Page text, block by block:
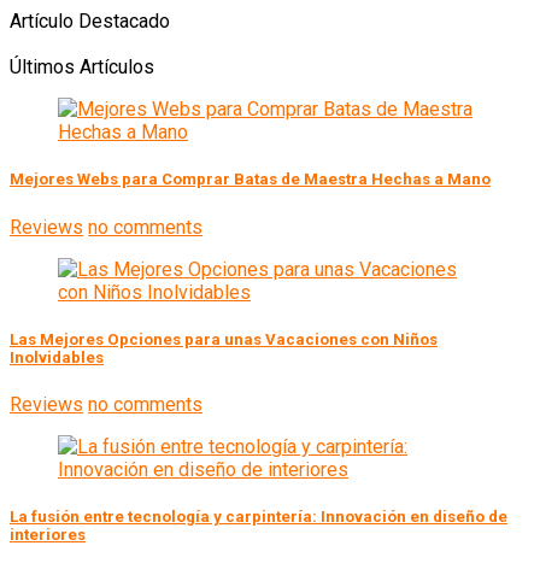
Artículo Destacado
Últimos Artículos
Mejores Webs para Comprar Batas de Maestra Hechas a Mano
Reviews no comments
Las Mejores Opciones para unas Vacaciones con Niños
Inolvidables
Reviews no comments
La fusión entre tecnología y carpintería: Innovación en diseño de
interiores